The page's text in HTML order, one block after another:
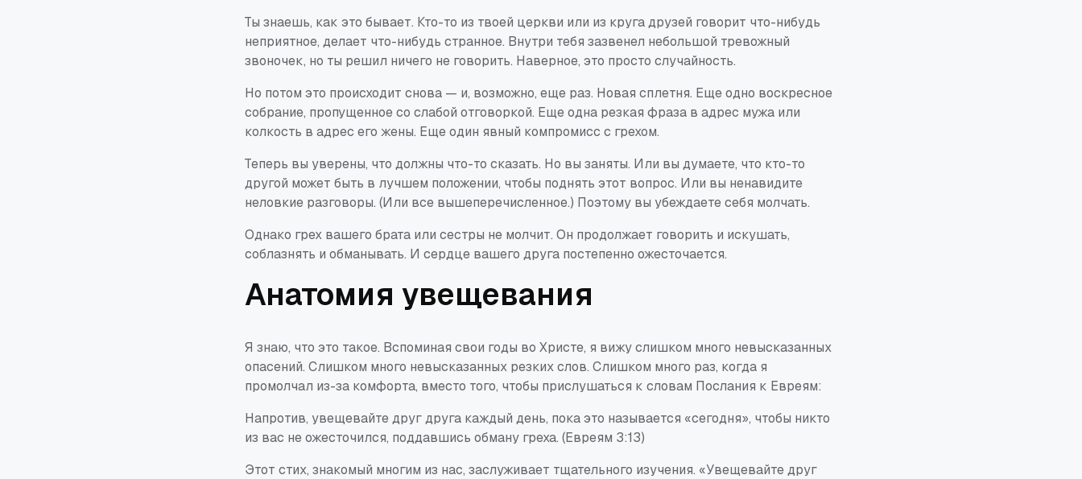
Ты знаешь, как это бывает. Кто-то из твоей церкви или из круга друзей говорит что-нибудь
неприятное, делает что-нибудь странное. Внутри тебя зазвенел небольшой тревожный
звоночек, но ты решил ничего не говорить. Наверное, это просто случайность.
Но потом это происходит снова — и, возможно, еще раз. Новая сплетня. Еще одно воскресное
собрание, пропущенное со слабой отговоркой. Еще одна резкая фраза в адрес мужа или
колкость в адрес его жены. Еще один явный компромисс с грехом.
Теперь вы уверены, что должны что-то сказать. Но вы заняты. Или вы думаете, что кто-то
другой может быть в лучшем положении, чтобы поднять этот вопрос. Или вы ненавидите
неловкие разговоры. (Или все вышеперечисленное.) Поэтому вы убеждаете себя молчать.
Однако грех вашего брата или сестры не молчит. Он продолжает говорить и искушать,
соблазнять и обманывать. И сердце вашего друга постепенно ожесточается.
Анатомия увещевания
Я знаю, что это такое. Вспоминая свои годы во Христе, я вижу слишком много невысказанных
опасений. Слишком много невысказанных резких слов. Слишком много раз, когда я
промолчал из-за комфорта, вместо того, чтобы прислушаться к словам Послания к Евреям:
Напротив, увещевайте друг друга каждый день, пока это называется «сегодня», чтобы никто
из вас не ожесточился, поддавшись обману греха. (Евреям 3:13)
Этот стих, знакомый многим из нас, заслуживает тщательного изучения. «Увещевайте друг